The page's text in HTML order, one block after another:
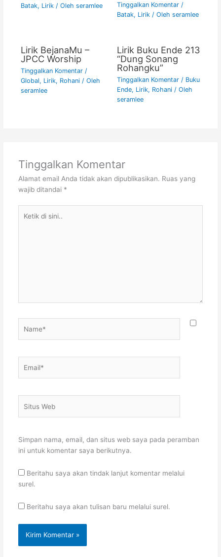
Batak, Lirik/ Oleh seramlee Tinggalkan Komentar /
Batak, Lirik/ Oleh seramlee
Lirik BejanaMu –
JPCC Worship
Tinggalkan Komentar /
Global, Lirik, Rohani/ Oleh
seramlee
Lirik Buku Ende 213
“Dung Sonang
Rohangku”
Tinggalkan Komentar / Buku
Ende, Lirik, Rohani/ Oleh
seramlee
Tinggalkan Komentar
Alamat email Anda tidak akan dipublikasikan. Ruas yang
wajib ditandai *
Web
Simpan nama, email, dan situs web saya pada peramban
ini untuk komentar saya berikutnya.
Beritahu saya akan tindak lanjut komentar melalui
surel.
Beritahu saya akan tulisan baru melalui surel.